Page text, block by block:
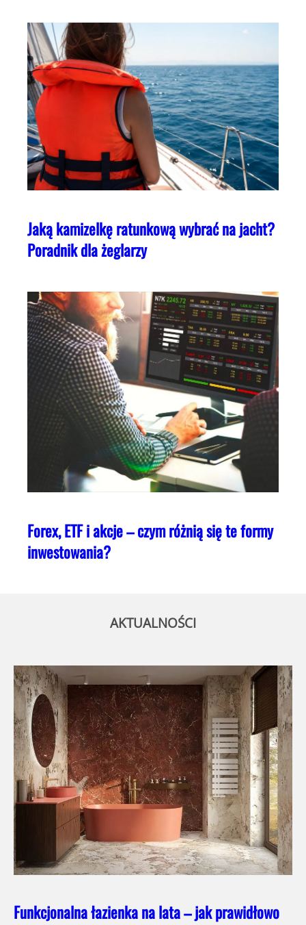
Jaką kamizelkę ratunkową wybrać na jacht?
Poradnik dla żeglarzy
Forex, ETF i akcje – czym różnią się te formy
inwestowania?
AKTUALNOŚCI
Funkcjonalna łazienka na lata – jak prawidłowo